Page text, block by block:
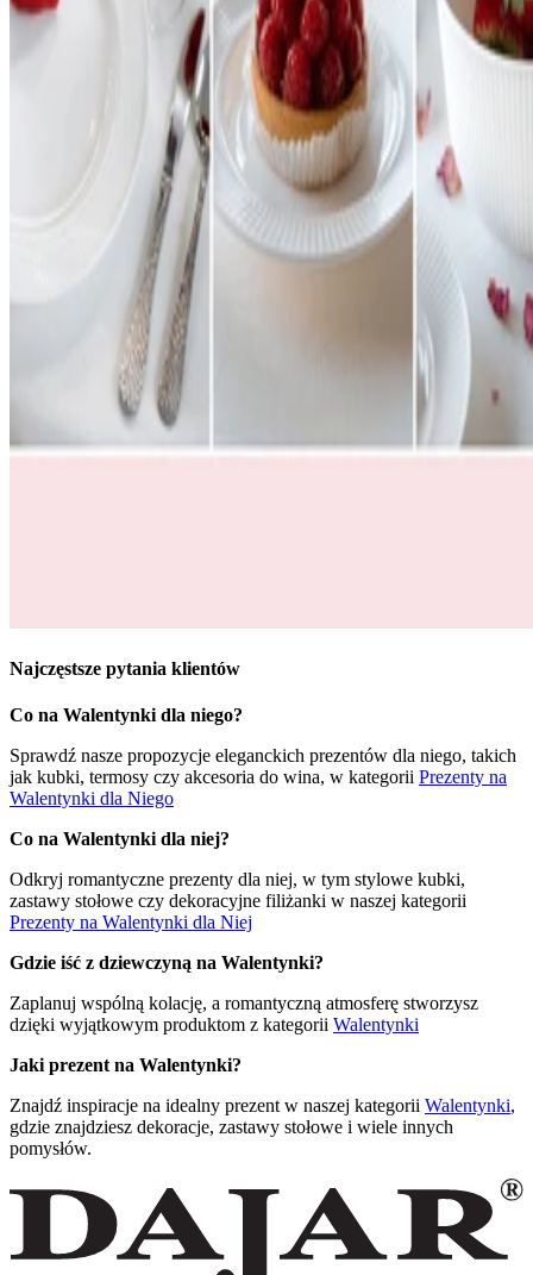
Najczęstsze pytania klientów
Co na Walentynki dla niego?
Sprawdź nasze propozycje eleganckich prezentów dla niego, takich
jak kubki, termosy czy akcesoria do wina, w kategorii Prezenty na
Walentynki dla Niego
Co na Walentynki dla niej?
Odkryj romantyczne prezenty dla niej, w tym stylowe kubki,
zastawy stołowe czy dekoracyjne filiżanki w naszej kategorii
Prezenty na Walentynki dla Niej
Gdzie iść z dziewczyną na Walentynki?
Zaplanuj wspólną kolację, a romantyczną atmosferę stworzysz
dzięki wyjątkowym produktom z kategorii Walentynki
Jaki prezent na Walentynki?
Znajdź inspiracje na idealny prezent w naszej kategorii Walentynki,
gdzie znajdziesz dekoracje, zastawy stołowe i wiele innych
pomysłów.